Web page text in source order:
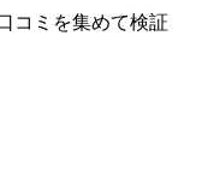
コミを集めて検証